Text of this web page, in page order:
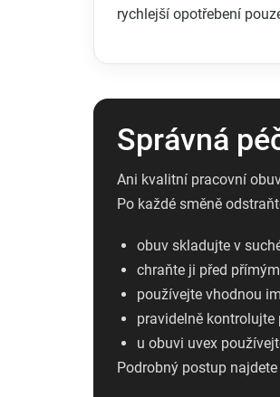
rychlejší opotřebení
Správná
Ani kvalitní pracovní
Po každé směně
obuv skladujte v
chraňte ji před
používejte vhodnou
pravidelně kontrolujte
u obuvi uvex
Podrobný postup